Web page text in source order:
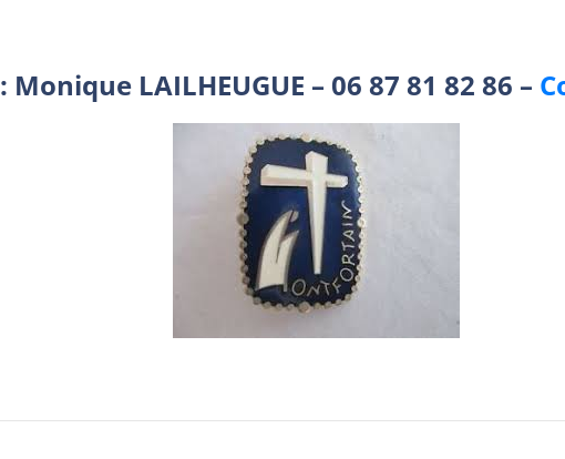
: Monique LAILHEUGUE – 06 87 81 82 86 –